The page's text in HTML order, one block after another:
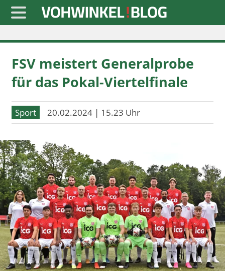
Startseite
» Blaulicht
» Freizeit
» Notizen
» Politik
» Sport
» Wirtschaft
Werbung
Datenschutz
Impressum
FSV meistert Generalprobe
für das Pokal-Viertelfinale
Sport 20.02.2024 | 15.23 Uhr